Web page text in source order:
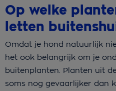
Op welke
letten
Omdat je hond natuurlijk
het ook belangrijk om je
buitenplanten. Planten uit
soms nog gevaarlijker dan